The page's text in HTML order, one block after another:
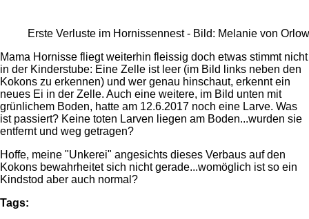
Erste Verluste im Hornissennest - Bild: Melanie von Orlow
Mama Hornisse fliegt weiterhin fleissig doch etwas stimmt nicht
in der Kinderstube: Eine Zelle ist leer (im Bild links neben den
Kokons zu erkennen) und wer genau hinschaut, erkennt ein
neues Ei in der Zelle. Auch eine weitere, im Bild unten mit
grünlichem Boden, hatte am 12.6.2017 noch eine Larve. Was
ist passiert? Keine toten Larven liegen am Boden...wurden sie
entfernt und weg getragen?
Hoffe, meine "Unkerei" angesichts dieses Verbaus auf den
Kokons bewahrheitet sich nicht gerade...womöglich ist so ein
Kindstod aber auch normal?
Tags: